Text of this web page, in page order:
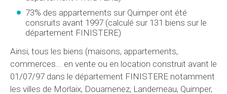
73% des appartements sur Quimper ont été
consruits avant 1997 (calculé sur 131 biens sur le
département FINISTERE)
Ainsi, tous les biens (maisons, appartements,
commerces... en vente ou en location construit avant le
01/07/97 dans le département FINISTERE notamment
les villes de Morlaix, Douarnenez, Landerneau, Quimper,